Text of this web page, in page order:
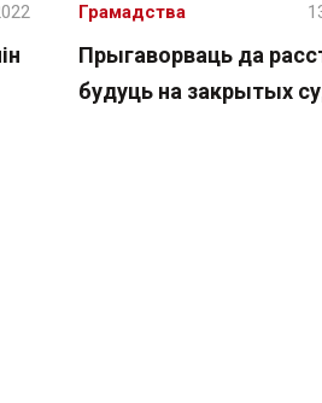
Прыгаворваць да
будуць на закрытых
Грамадства